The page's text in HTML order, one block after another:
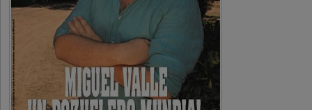
Pozuelo desbloquea
definitivamente Huerta Grande: las
obras …
Donde pueden inscribirse las personas empadronados en Pozuelo para
la vivienda asequible .